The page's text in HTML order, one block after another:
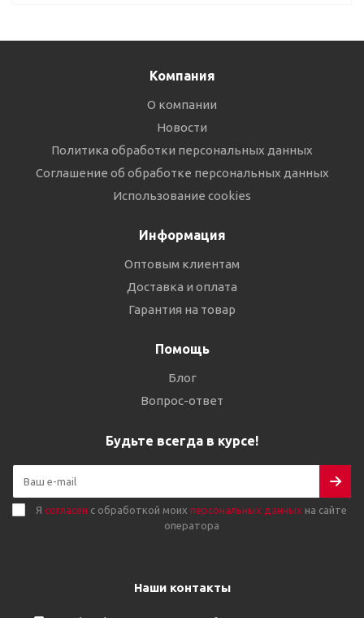
Компания
О компании
Новости
Политика обработки персональных данных
Соглашение об обработке персональных данных
Использование cookies
Информация
Оптовым клиентам
Доставка и оплата
Гарантия на товар
Помощь
Блог
Вопрос-ответ
Будьте всегда в курсе!
Я согласен с обработкой моих персональных данных на сайте
оператора
Наши контакты